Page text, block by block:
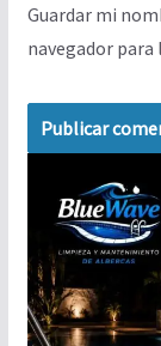
Guardar mi
navegador para